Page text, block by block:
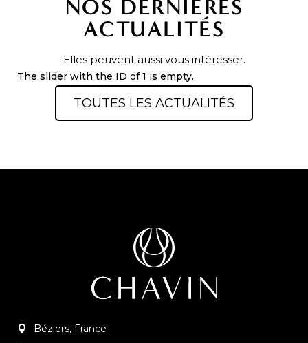
NOS DERNIÈRES
ACTUALITÉS
Elles peuvent aussi vous intéresser.
The slider with the ID of 1 is empty.
TOUTES LES ACTUALITÉS
Béziers, France